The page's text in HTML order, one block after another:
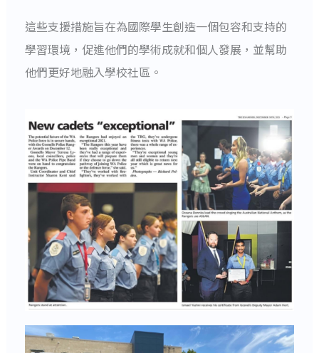
這些支援措施旨在為國際學生創造一個包容和支持的
學習環境，促進他們的學術成就和個人發展，並幫助
他們更好地融入學校社區。